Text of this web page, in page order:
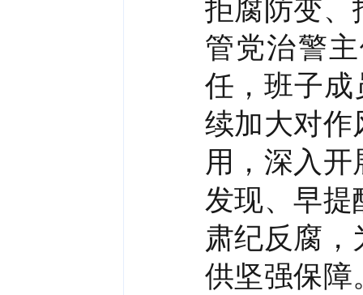
拒腐防变
管党治警
任，班子
续加大对
用，深入
发现、早
肃纪反腐
供坚强保障